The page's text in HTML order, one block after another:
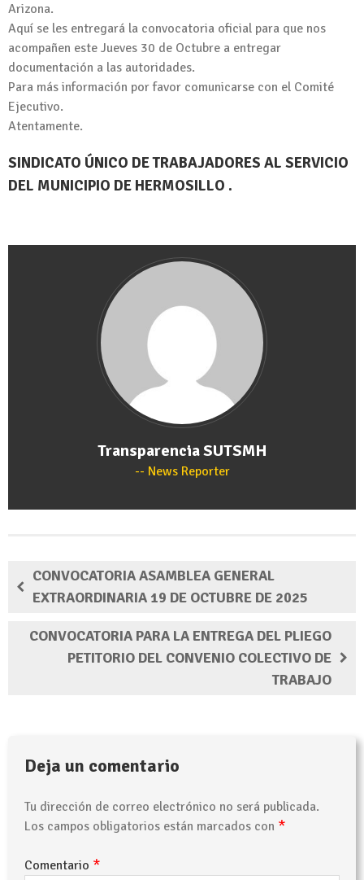
Arizona.
Aquí se les entregará la convocatoria oficial para que nos
acompañen este Jueves 30 de Octubre a entregar
documentación a las autoridades.
Para más información por favor comunicarse con el Comité
Ejecutivo.
Atentamente.
SINDICATO ÚNICO DE TRABAJADORES AL SERVICIO
DEL MUNICIPIO DE HERMOSILLO .
Transparencia SUTSMH
News Reporter
CONVOCATORIA ASAMBLEA GENERAL
EXTRAORDINARIA 19 DE OCTUBRE DE 2025
CONVOCATORIA PARA LA ENTREGA DEL PLIEGO
PETITORIO DEL CONVENIO COLECTIVO DE
TRABAJO
Deja un comentario
Tu dirección de correo electrónico no será publicada.
Los campos obligatorios están marcados con *
Comentario *